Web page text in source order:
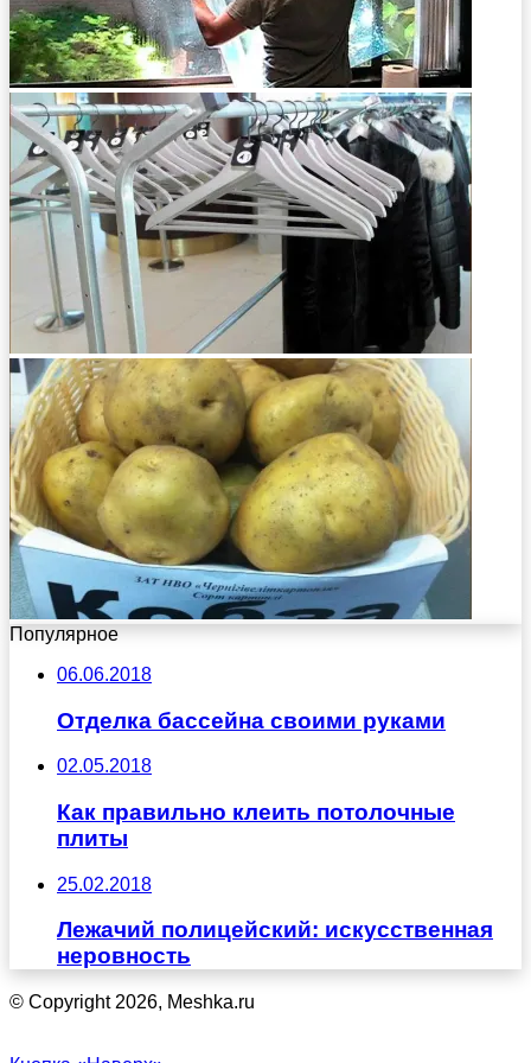
Популярное
06.06.2018
Отделка бассейна своими руками
02.05.2018
Как правильно клеить потолочные
плиты
25.02.2018
Лежачий полицейский: искусственная
неровность
© Copyright 2026, Meshka.ru